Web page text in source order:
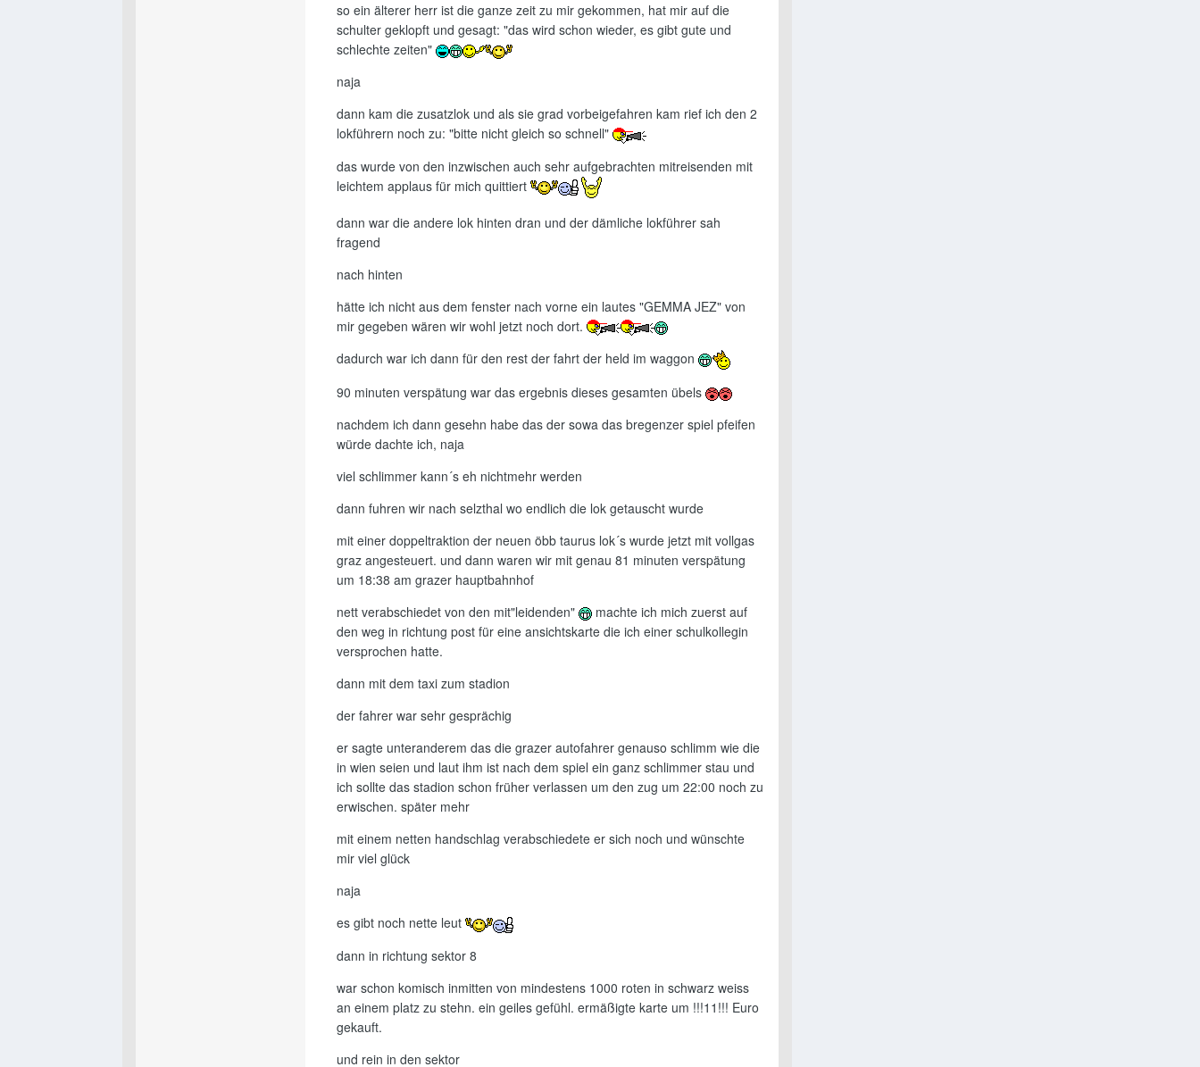
so ein älterer herr ist die ganze zeit zu mir gekommen, hat mir auf die
schulter geklopft und gesagt: "das wird schon wieder, es gibt gute und
schlechte zeiten"
naja
dann kam die zusatzlok und als sie grad vorbeigefahren kam rief ich den 2
lokführern noch zu: "bitte nicht gleich so schnell"
das wurde von den inzwischen auch sehr aufgebrachten mitreisenden mit
leichtem applaus für mich quittiert
dann war die andere lok hinten dran und der dämliche lokführer sah
fragend
nach hinten
hätte ich nicht aus dem fenster nach vorne ein lautes "GEMMA JEZ" von
mir gegeben wären wir wohl jetzt noch dort.
dadurch war ich dann für den rest der fahrt der held im waggon
90 minuten verspätung war das ergebnis dieses gesamten übels
nachdem ich dann gesehn habe das der sowa das bregenzer spiel pfeifen
würde dachte ich, naja
viel schlimmer kann´s eh nichtmehr werden
dann fuhren wir nach selzthal wo endlich die lok getauscht wurde
mit einer doppeltraktion der neuen öbb taurus lok´s wurde jetzt mit vollgas
graz angesteuert. und dann waren wir mit genau 81 minuten verspätung
um 18:38 am grazer hauptbahnhof
nett verabschiedet von den mit"leidenden"
machte ich mich zuerst auf
den weg in richtung post für eine ansichtskarte die ich einer schulkollegin
versprochen hatte.
dann mit dem taxi zum stadion
der fahrer war sehr gesprächig
er sagte unteranderem das die grazer autofahrer genauso schlimm wie die
in wien seien und laut ihm ist nach dem spiel ein ganz schlimmer stau und
ich sollte das stadion schon früher verlassen um den zug um 22:00 noch zu
erwischen. später mehr
mit einem netten handschlag verabschiedete er sich noch und wünschte
mir viel glück
naja
es gibt noch nette leut
dann in richtung sektor 8
war schon komisch inmitten von mindestens 1000 roten in schwarz weiss
an einem platz zu stehn. ein geiles gefühl. ermäßigte karte um !!!11!!! Euro
gekauft.
und rein in den sektor